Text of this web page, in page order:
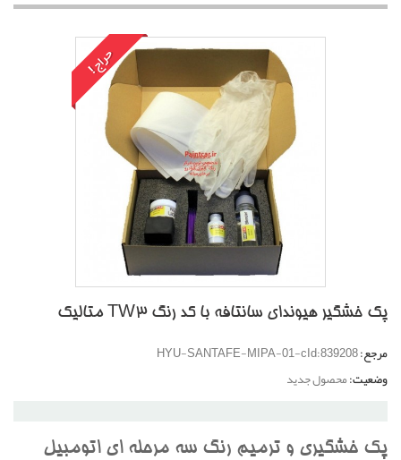
حراج!
پک خشگير هیوندای سانتافه با کد رنگ TW3 متاليک
مرجع:HYU-SANTAFE-MIPA-01-cId:839208
وضعیت:محصول جدید
پک خشگيري و ترميم رنگ سه مرحله اي اتومبيل